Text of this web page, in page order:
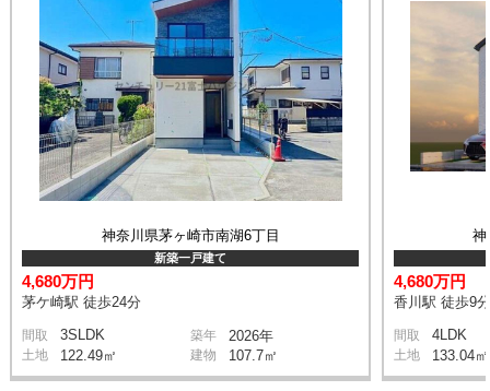
神奈川県茅ヶ崎市南湖6丁目
新築一戸建て
4,680万円
茅ケ崎駅 徒歩24分
間取 3SLDK 築年 2026年
土地 122.49㎡ 建物 107.7㎡
神
4,680万円
香川駅 徒歩9分
間取 4LDK
土地 133.04㎡